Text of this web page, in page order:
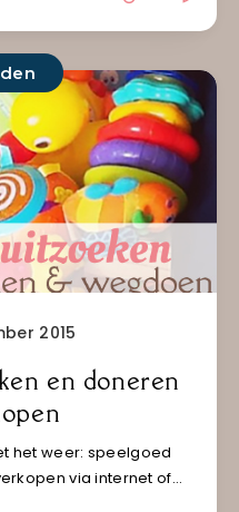
2015
en doneren
het weer: speelgoed
via internet of…